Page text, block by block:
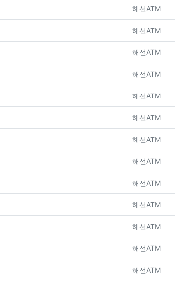
등록자
해선ATM
등록자
해선ATM
등록자
해선ATM
등록자
해선ATM
등록자
해선ATM
등록자
해선ATM
등록자
해선ATM
등록자
해선ATM
등록자
해선ATM
등록자
해선ATM
등록자
해선ATM
등록자
해선ATM
등록자
해선ATM